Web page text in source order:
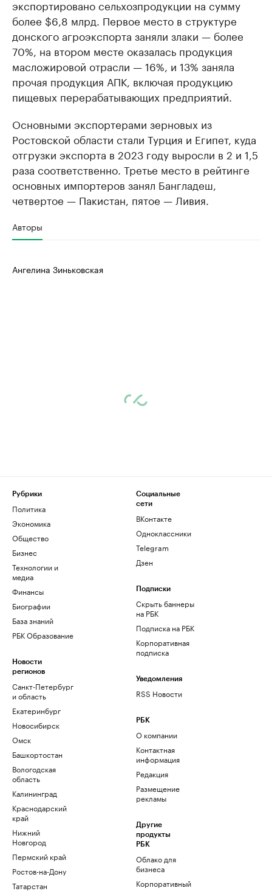
экспортировано сельхозпродукции на сумму
более $6,8 млрд. Первое место в структуре
донского агроэкспорта заняли злаки — более
70%, на втором месте оказалась продукция
масложировой отрасли — 16%, и 13% заняла
прочая продукция АПК, включая продукцию
пищевых перерабатывающих предприятий.
Основными экспортерами зерновых из
Ростовской области стали Турция и Египет, куда
отгрузки экспорта в 2023 году выросли в 2 и 1,5
раза соответственно. Третье место в рейтинге
основных импортеров занял Бангладеш,
четвертое — Пакистан, пятое — Ливия.
Авторы
Ангелина Зиньковская
Рубрики
Политика
Экономика
Общество
Бизнес
Технологии и
медиа
Финансы
Биографии
База знаний
РБК Образование
Новости
регионов
Санкт-Петербург
и область
Екатеринбург
Новосибирск
Омск
Башкортостан
Вологодская
область
Калининград
Краснодарский
край
Нижний
Новгород
Пермский край
Ростов-на-Дону
Татарстан
Социальные
сети
ВКонтакте
Одноклассники
Telegram
Дзен
Подписки
Скрыть баннеры
на РБК
Подписка на РБК
Корпоративная
подписка
Уведомления
RSS Новости
РБК
О компании
Контактная
информация
Редакция
Размещение
рекламы
Другие
продукты
РБК
Облако для
бизнеса
Корпоративный